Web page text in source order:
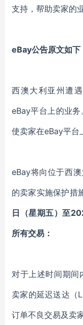
支持，帮助卖家的
eBay公告原文如下
西澳大利亚州遭
eBay平台上的业
使卖家在eBay平台
eBay将向位于西
的卖家实施保护措
日（星期五）至
所有交易：
对于上述时间期间
卖家的延迟送达（
订单不良交易及卖